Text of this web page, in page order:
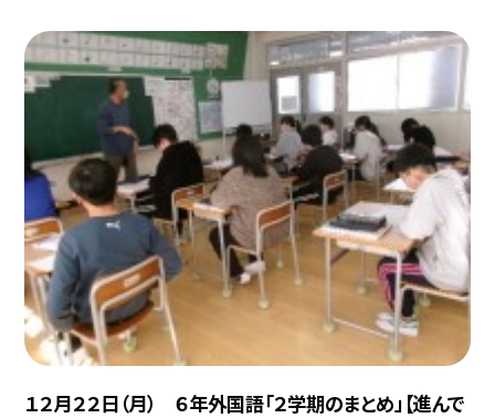
１２月２２日（月） ６年外国語「２学期のまとめ」【進んで